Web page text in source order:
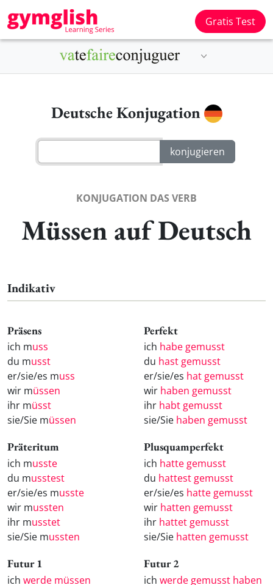
Gratis Test
Deutsche Konjugation
KONJUGATION DAS VERB
Müssen auf Deutsch
Indikativ
Präsens
ich muss
du musst
er/sie/es muss
wir müssen
ihr müsst
sie/Sie müssen
Perfekt
ich habe gemusst
du hast gemusst
er/sie/es hat gemusst
wir haben gemusst
ihr habt gemusst
sie/Sie haben gemusst
Präteritum
ich musste
du musstest
er/sie/es musste
wir mussten
ihr musstet
sie/Sie mussten
Plusquamperfekt
ich hatte gemusst
du hattest gemusst
er/sie/es hatte gemusst
wir hatten gemusst
ihr hattet gemusst
sie/Sie hatten gemusst
Futur 1
ich werde müssen
Futur 2
ich werde gemusst haben